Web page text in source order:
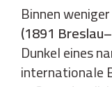
Binnen
(1891
Dunkel eines
internationale